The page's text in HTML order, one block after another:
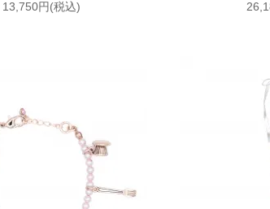
13,750円(税込)